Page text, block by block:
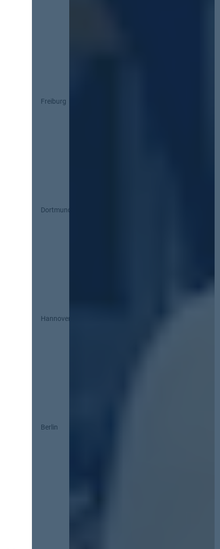
Freiburg
Dortmund
Hannover
Berlin